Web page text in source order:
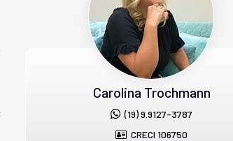
Carolina Trochmann
(19) 9.9127-3787
CRECI 106750